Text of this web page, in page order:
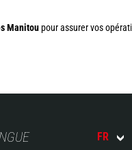
Manitoupour assurer vos
FR